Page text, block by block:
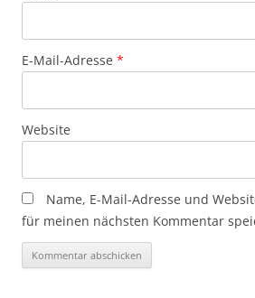
E-Mail-Adresse *
Website
Name, E-Mail-Adresse und
für meinen nächsten Kommentar